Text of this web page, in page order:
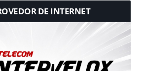
DE INTERNET